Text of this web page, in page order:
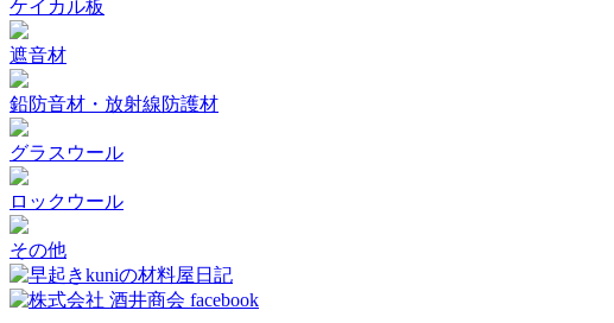
ケイカル板
遮音材
鉛防音材・放射線防護材
グラスウール
ロックウール
その他